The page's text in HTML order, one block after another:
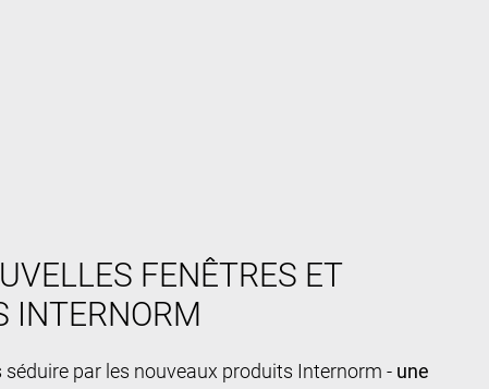
FENÊTRES ET
INTERNORM
séduire par les nouveaux produits Internorm - une